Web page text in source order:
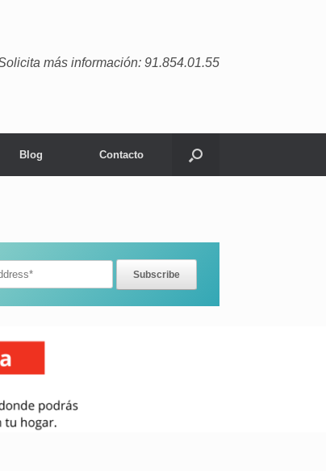
más información: 91.854.01.55
Blog Contacto